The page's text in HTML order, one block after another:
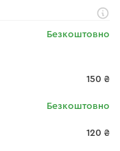
Безкоштовно
150 ₴
Безкоштовно
120 ₴